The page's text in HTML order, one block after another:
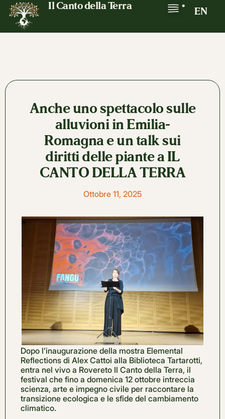
Il Canto della Terra •
EN
Anche uno spettacolo sulle
alluvioni in Emilia-
Romagna e un talk sui
diritti delle piante a IL
CANTO DELLA TERRA
Ottobre 11, 2025
Dopo l’inaugurazione della mostra Elemental
Reflections di Alex Cattoi alla Biblioteca Tartarotti,
entra nel vivo a Rovereto Il Canto della Terra, il
festival che fino a domenica 12 ottobre intreccia
scienza, arte e impegno civile per raccontare la
transizione ecologica e le sfide del cambiamento
climatico.